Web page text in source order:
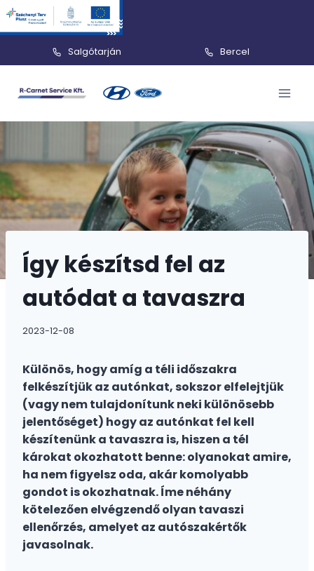
Salgótarján Bercel
Így készítsd fel az
autódat a tavaszra
2023-12-08
Különös, hogy amíg a téli időszakra
felkészítjük az autónkat, sokszor elfelejtjük
(vagy nem tulajdonítunk neki különösebb
jelentőséget) hogy az autónkat fel kell
készítenünk a tavaszra is, hiszen a tél
károkat okozhatott benne: olyanokat amire,
ha nem figyelsz oda, akár komolyabb
gondot is okozhatnak. Íme néhány
kötelezően elvégzendő olyan tavaszi
ellenőrzés, amelyet az autószakértők
javasolnak.